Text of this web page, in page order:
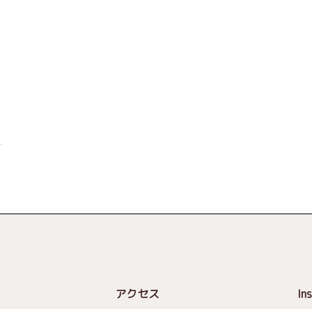
アクセス